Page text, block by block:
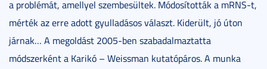
a problémát, amellyel szembesültek. Módosították a mRNS-t,
mérték az erre adott gyulladásos választ. Kiderült, jó úton
járnak… A megoldást 2005-ben szabadalmaztatta
módszerként a Karikó – Weissman kutatópáros. A munka